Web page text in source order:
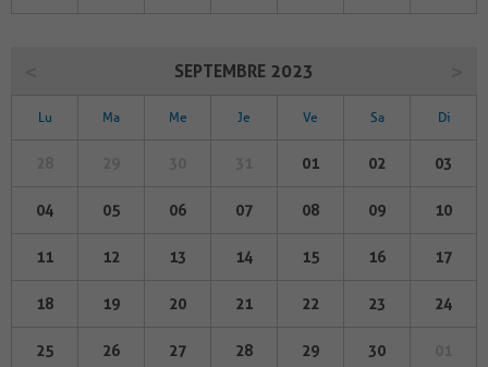
SEPTEMBRE 2023
Lu Ma Me Je Ve Sa Di
01 02 03
04 05 06 07 08 09 10
11 12 13 14 15 16 17
18 19 20 21 22 23 24
25 26 27 28 29 30